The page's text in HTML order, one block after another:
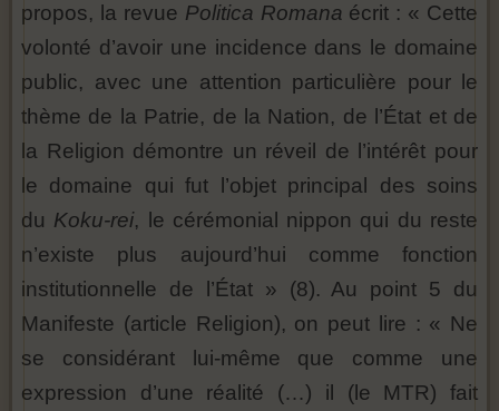
propos, la revue Politica Romana écrit : « Cette
volonté d’avoir une incidence dans le domaine
public, avec une attention particulière pour le
thème de la Patrie, de la Nation, de l’État et de
la Religion démontre un réveil de l’intérêt pour
le domaine qui fut l’objet principal des soins
du Koku-rei, le cérémonial nippon qui du reste
n’existe plus aujourd’hui comme fonction
institutionnelle de l’État » (8). Au point 5 du
Manifeste (article Religion), on peut lire : « Ne
se considérant lui-même que comme une
expression d’une réalité (…) il (le MTR) fait